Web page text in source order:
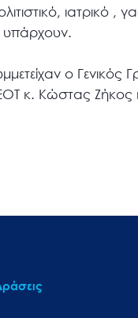
ιατρικό ,
ο
κ. Κώστας Ζήκος